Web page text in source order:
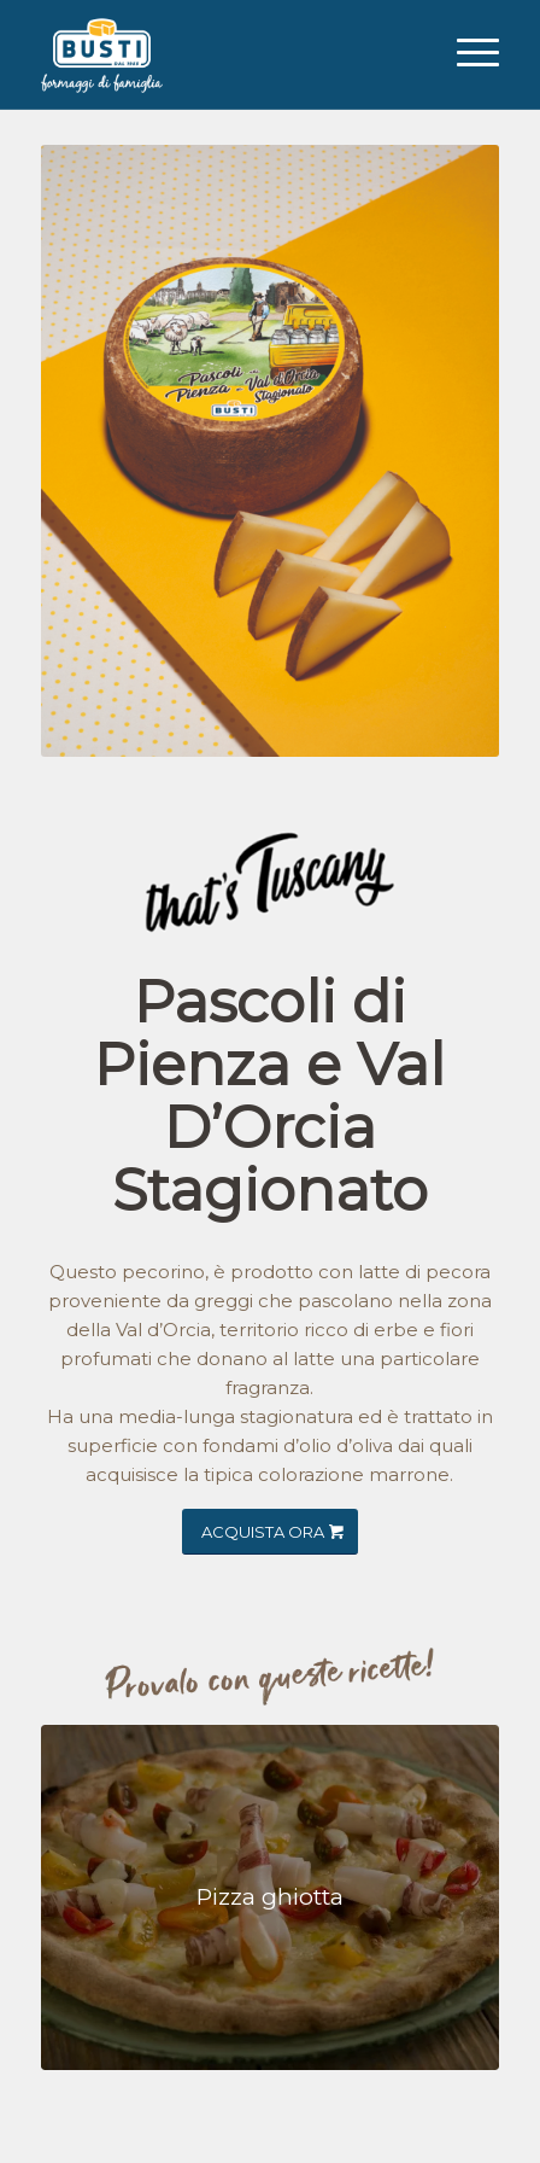
Pascoli di
Pienza e Val
D’Orcia
Stagionato
Questo pecorino, è prodotto con latte di pecora
proveniente da greggi che pascolano nella zona
della Val d’Orcia, territorio ricco di erbe e fiori
profumati che donano al latte una particolare
fragranza.
Ha una media-lunga stagionatura ed è trattato in
superficie con fondami d’olio d’oliva dai quali
acquisisce la tipica colorazione marrone.
ACQUISTA ORA
Pizza ghiotta